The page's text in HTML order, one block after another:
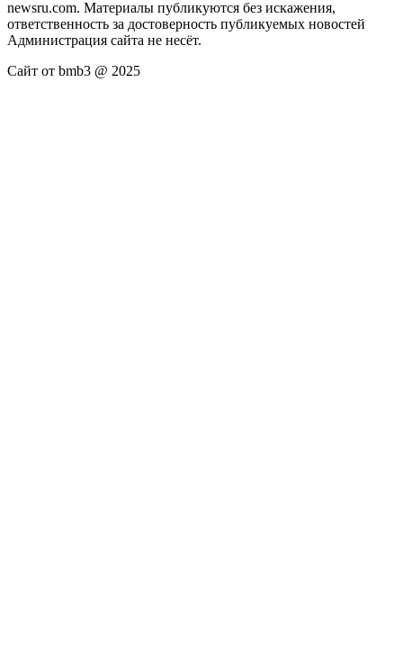
newsru.com. Материалы публикуются без искажения,
ответственность за достоверность публикуемых новостей
Администрация сайта не несёт.
Сайт от bmb3 @ 2025